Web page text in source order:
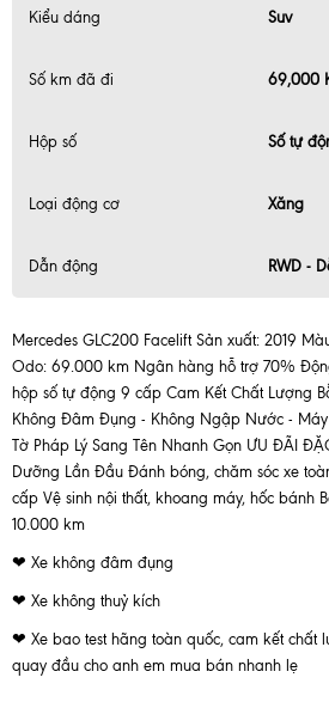
Kiểu dáng Suv
Số km đã đi 69,000
Hộp số Số tự
Loại động cơ Xăng
Dẫn động RWD -
Mercedes GLC200 Facelift Sản xuất: 2019
Odo: 69.000 km Ngân hàng hỗ trợ 70%
hộp số tự động 9 cấp Cam Kết Chất Lượng
Không Đâm Đụng - Không Ngập Nước -
Tờ Pháp Lý Sang Tên Nhanh Gọn ƯU ĐÃI
Dưỡng Lần Đầu Đánh bóng, chăm sóc xe
cấp Vệ sinh nội thất, khoang máy, hốc bánh
10.000 km
❤ Xe không đâm đụng
❤ Xe không thuỷ kích
❤ Xe bao test hãng toàn quốc, cam kết chất
quay đầu cho anh em mua bán nhanh lẹ